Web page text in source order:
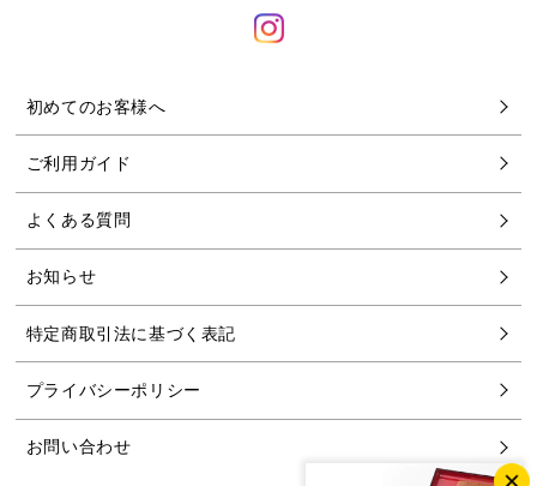
初めてのお客様へ
ご利用ガイド
よくある質問
お知らせ
特定商取引法に基づく表記
プライバシーポリシー
お問い合わせ